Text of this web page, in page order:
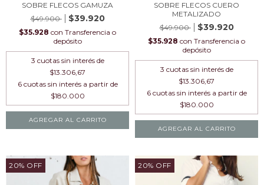
SOBRE FLECOS GAMUZA
$49.900
$39.920
$35.928 con Transferencia o
depósito
3 cuotas sin interés de
$13.306,67
AGREGAR AL CARRITO
SOBRE FLECOS CUERO
METALIZADO
$49.900
$39.920
$35.928 con Transferencia o
depósito
3 cuotas sin interés de
$13.306,67
AGREGAR AL CARRITO
20% OFF 20% OFF